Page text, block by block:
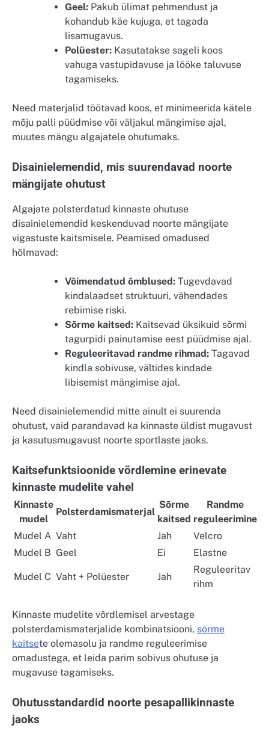
Geel: Pakub ülimat pehmendust ja
kohandub käe kujuga, et tagada
lisamugavus.
Polüester: Kasutatakse sageli koos
vahuga vastupidavuse ja lööke taluvuse
tagamiseks.
Need materjalid töötavad koos, et minimeerida kätele
mõju palli püüdmise või väljakul mängimise ajal,
muutes mängu algajatele ohutumaks.
Disainielemendid, mis suurendavad noorte
mängijate ohutust
Algajate polsterdatud kinnaste ohutuse
disainielemendid keskenduvad noorte mängijate
vigastuste kaitsmisele. Peamised omadused
hõlmavad:
Võimendatud õmblused: Tugevdavad
kindalaadset struktuuri, vähendades
rebimise riski.
Sõrme kaitsed: Kaitsevad üksikuid sõrmi
tagurpidi painutamise eest püüdmise ajal.
Reguleeritavad randme rihmad: Tagavad
kindla sobivuse, vältides kindade
libisemist mängimise ajal.
Need disainielemendid mitte ainult ei suurenda
ohutust, vaid parandavad ka kinnaste üldist mugavust
ja kasutusmugavust noorte sportlaste jaoks.
Kaitsefunktsioonide võrdlemine erinevate
kinnaste mudelite vahel
Kinnaste
mudel
Polsterdamismaterjal
Sõrme
kaitsed
Randme
reguleerimine
Mudel A Vaht Jah
Velcro
Mudel B Geel Ei Elastne
Mudel C Vaht + Polüester Jah
Reguleeritav
rihm
Kinnaste mudelite võrdlemisel arvestage
polsterdamismaterjalide kombinatsiooni, sõrme
kaitsete olemasolu ja randme reguleerimise
omadustega, et leida parim sobivus ohutuse ja
mugavuse tagamiseks.
Ohutusstandardid noorte pesapallikinnaste
jaoks